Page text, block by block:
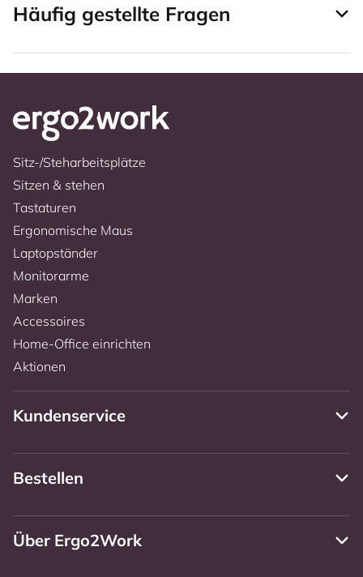
Häufig gestellte Fragen
Sitz-/Steharbeitsplätze
Sitzen & stehen
Tastaturen
Ergonomische Maus
Laptopständer
Monitorarme
Marken
Accessoires
Home-Office einrichten
Aktionen
Kundenservice
Bestellen
Über Ergo2Work